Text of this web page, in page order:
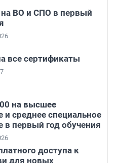
на ВО и СПО в первый
все сертификаты
на высшее
и среднее специальное
в первый год обучения
доступа к
для новых